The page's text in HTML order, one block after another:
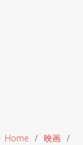
Home
映画